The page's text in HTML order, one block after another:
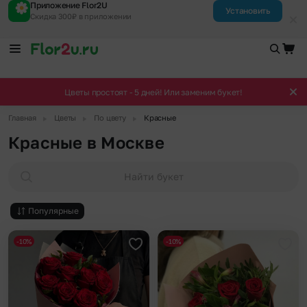
Приложение Flor2U
Скидка 300₽ в приложении
Установить
Цветы простоят - 5 дней! Или заменим букет!
Главная Цветы По цвету Красные
Красные в Москве
Найти букет
Популярные
Добавить в избранное
-10% -10%